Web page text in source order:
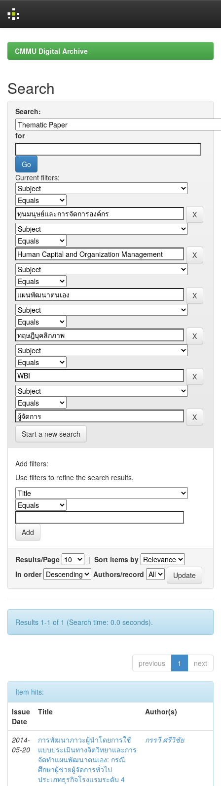
navigationCMMU Digital Archive
Search
Search:
for
Current filters:
Start a new search
Add filters:
Use filters to refine the search results.
Results/Page | Sort items by
In order
Authors/record
Results 1-1 of 1 (Search time: 0.0 seconds).
previous 1 next
Item hits:
Issue
Date
Title Author(s)
2014-
05-20
การพัฒนาภาวะผู้นำโดยการใช้
แบบประเมินทางจิตวิทยาและการ
จัดทำแผนพัฒนาตนเอง: กรณี
ศึกษาผู้ช่วยผู้จัดการทั่วไป
ประเภทธุรกิจโรงแรมระดับ 4
กรรวี ศรีวิชัย